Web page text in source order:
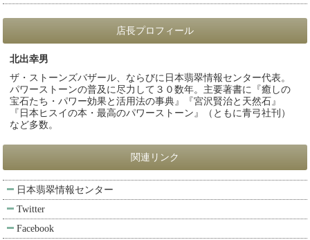
店長プロフィール
北出幸男
ザ・ストーンズバザール、ならびに日本翡翠情報センター代表。
パワーストーンの普及に尽力して３０数年。主要著書に『癒しの
宝石たち・パワー効果と活用法の事典』『宮沢賢治と天然石』
『日本ヒスイの本・最高のパワーストーン』（ともに青弓社刊）
など多数。
関連リンク
日本翡翠情報センター
Twitter
Facebook